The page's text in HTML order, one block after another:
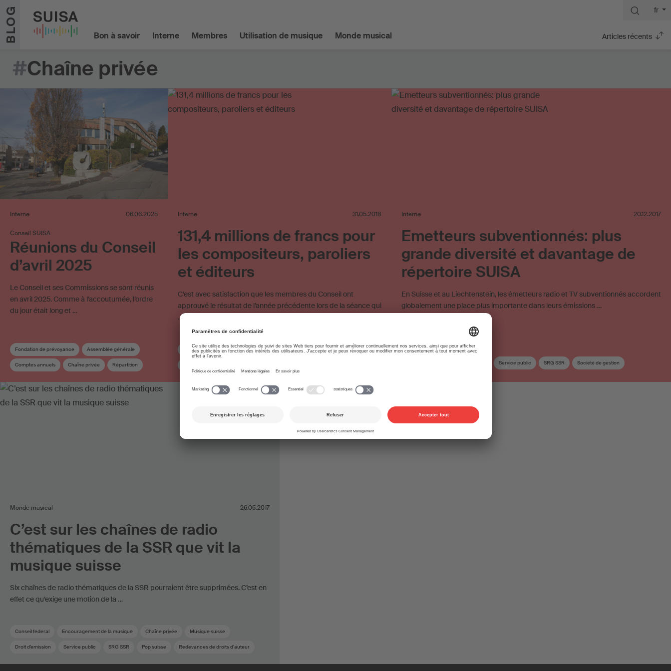
Aller au contenu
BLOG Bon à savoir Interne Membres Utilisation de musique Monde musical
fr
Articles récents
#Chaîne privée
Interne 06.06.2025
Conseil SUISA
Réunions du Conseil
d’avril 2025
Le Conseil et ses Commissions se sont réunis
en avril 2025. Comme à l’accoutumée, l’ordre
du jour était long et …
Fondation de prévoyance Assemblée générale
Comptes annuels Chaîne privée Répartition
Interne 31.05.2018
131,4 millions de francs pour
les compositeurs, paroliers
et éditeurs
C’est avec satisfaction que les membres du Conseil ont
approuvé le résultat de l’année précédente lors de la séance qui
…
Commission de recours Recettes Assemblée générale
Élection Répartition supplémentaire
Interne 20.12.2017
Emetteurs subventionnés: plus
grande diversité et davantage de
répertoire SUISA
En Suisse et au Liechtenstein, les émetteurs radio et TV subventionnés accordent
globalement une place plus importante dans leurs émissions …
Service public SRG SSR Société de gestion
Monde musical 26.05.2017
C’est sur les chaînes de radio
thématiques de la SSR que vit la
musique suisse
Six chaînes de radio thématiques de la SSR pourraient être supprimées. C’est en
effet ce qu’exige une motion de la …
Conseil federal Encouragement de la musique Chaîne privée Musique suisse
Droit d’emission Service public SRG SSR Pop suisse Redevances de droits d'auteur